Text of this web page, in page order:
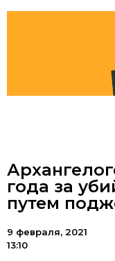
года за
путем
9 февраля, 2021
13:10